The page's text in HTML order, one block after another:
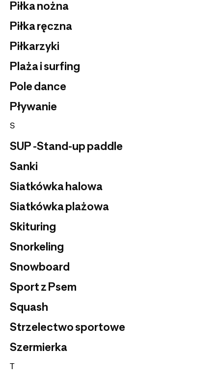
Piłka nożna
Piłka ręczna
Piłkarzyki
Plaża i surfing
Pole dance
Pływanie
S
SUP -Stand-up paddle
Sanki
Siatkówka halowa
Siatkówka plażowa
Skituring
Snorkeling
Snowboard
Sport z Psem
Squash
Strzelectwo sportowe
Szermierka
T